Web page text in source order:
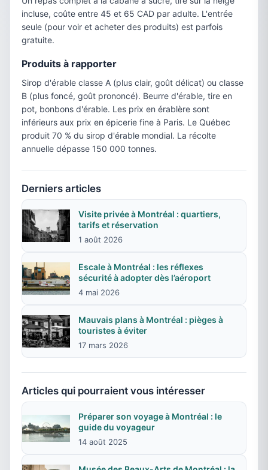
incluse, coûte entre 45 et 65 CAD par adulte. L'entrée
seule (pour voir et acheter des produits) est parfois
gratuite.
Produits à rapporter
Sirop d'érable classe A (plus clair, goût délicat) ou classe
B (plus foncé, goût prononcé). Beurre d'érable, tire en
pot, bonbons d'érable. Les prix en érablère sont
inférieurs aux prix en épicerie fine à Paris. Le Québec
produit 70 % du sirop d'érable mondial. La récolte
annuelle dépasse 150 000 tonnes.
Derniers articles
Visite privée à Montréal : quartiers,
tarifs et réservation
1 août 2026
Escale à Montréal : les réflexes
sécurité à adopter dès l’aéroport
4 mai 2026
Mauvais plans à Montréal : pièges à
touristes à éviter
17 mars 2026
Articles qui pourraient vous intéresser
Préparer son voyage à Montréal : le
guide du voyageur
14 août 2025